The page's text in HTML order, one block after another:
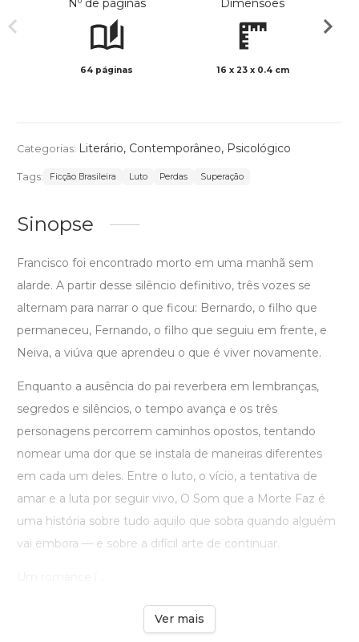
Nº de páginas
64 páginas
Dimensões
16 x 23 x 0.4 cm
Categorias: Literário, Contemporâneo, Psicológico
Tags: Ficção Brasileira Luto Perdas Superação
Sinopse
Francisco foi encontrado morto em uma manhã sem
alarde. A partir desse silêncio definitivo, três vozes se
alternam para narrar o que ficou: Bernardo, o filho que
permaneceu, Fernando, o filho que seguiu em frente, e
Neiva, a viúva que aprendeu o que é viver novamente.
Enquanto a ausência do pai reverbera em lembranças,
segredos e silêncios, o tempo avança e os três
personagens percorrem caminhos opostos, tentando
nomear uma dor que se instala de maneiras diferentes
em cada um deles. Entre o luto, o vício, a tentativa de
amar e a luta por seguir vivo, O Som que a Morte Faz é
uma história sobre tudo aquilo que sobra quando alguém
vai embora — e sobre a difícil arte de continuar.
Ver mais